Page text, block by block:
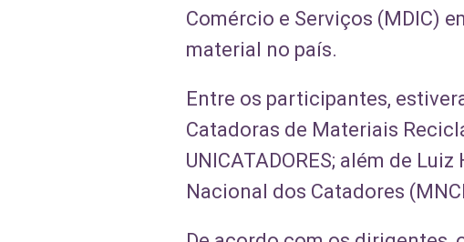
Comércio e Serviços (MDIC)
material no país.
Entre os participantes,
Catadoras de Materiais
UNICATADORES; além de
Nacional dos Catadores